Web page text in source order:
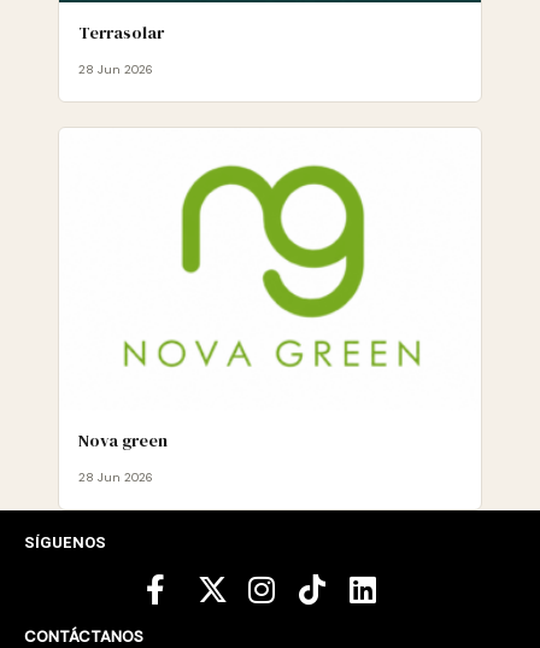
Terrasolar
28 Jun 2026
Nova green
28 Jun 2026
SÍGUENOS
CONTÁCTANOS